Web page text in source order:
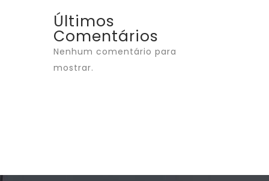
Últimos
Comentários
Nenhum comentário para
mostrar.